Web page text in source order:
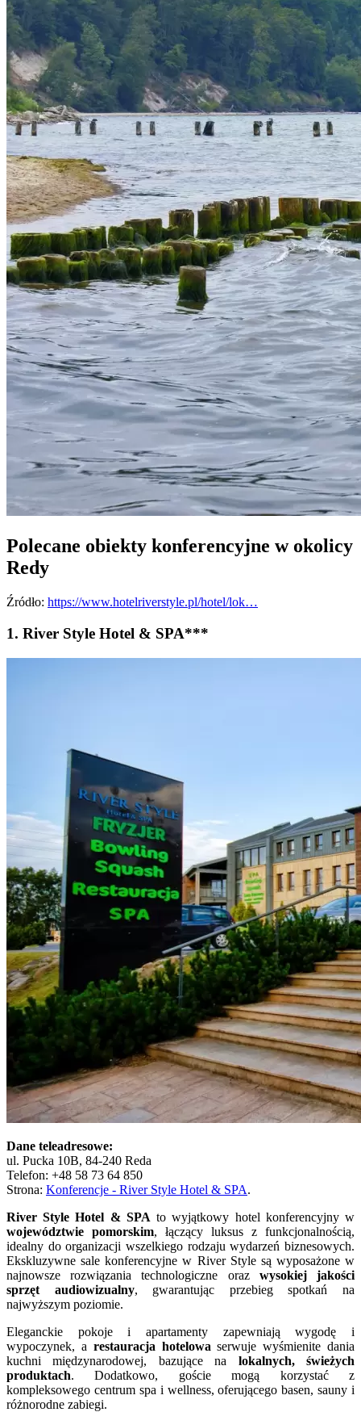
Polecane obiekty konferencyjne w okolicy
Redy
Źródło: https://www.hotelriverstyle.pl/hotel/lok…
1. River Style Hotel & SPA***
Dane teleadresowe:
ul. Pucka 10B, 84-240 Reda
Telefon: +48 58 73 64 850
Strona: Konferencje - River Style Hotel & SPA.
River Style Hotel & SPA to wyjątkowy hotel konferencyjny w
województwie pomorskim, łączący luksus z funkcjonalnością,
idealny do organizacji wszelkiego rodzaju wydarzeń biznesowych.
Ekskluzywne sale konferencyjne w River Style są wyposażone w
najnowsze rozwiązania technologiczne orazwysokiej jakości
sprzęt audiowizualny, gwarantując przebieg spotkań na
najwyższym poziomie.
Eleganckie pokoje i apartamenty zapewniają wygodę i
wypoczynek, a restauracja hotelowa serwuje wyśmienite dania
kuchni międzynarodowej, bazujące na lokalnych, świeżych
produktach. Dodatkowo, goście mogą korzystać z
kompleksowego centrum spa i wellness, oferującego basen, sauny i
różnorodne zabiegi.